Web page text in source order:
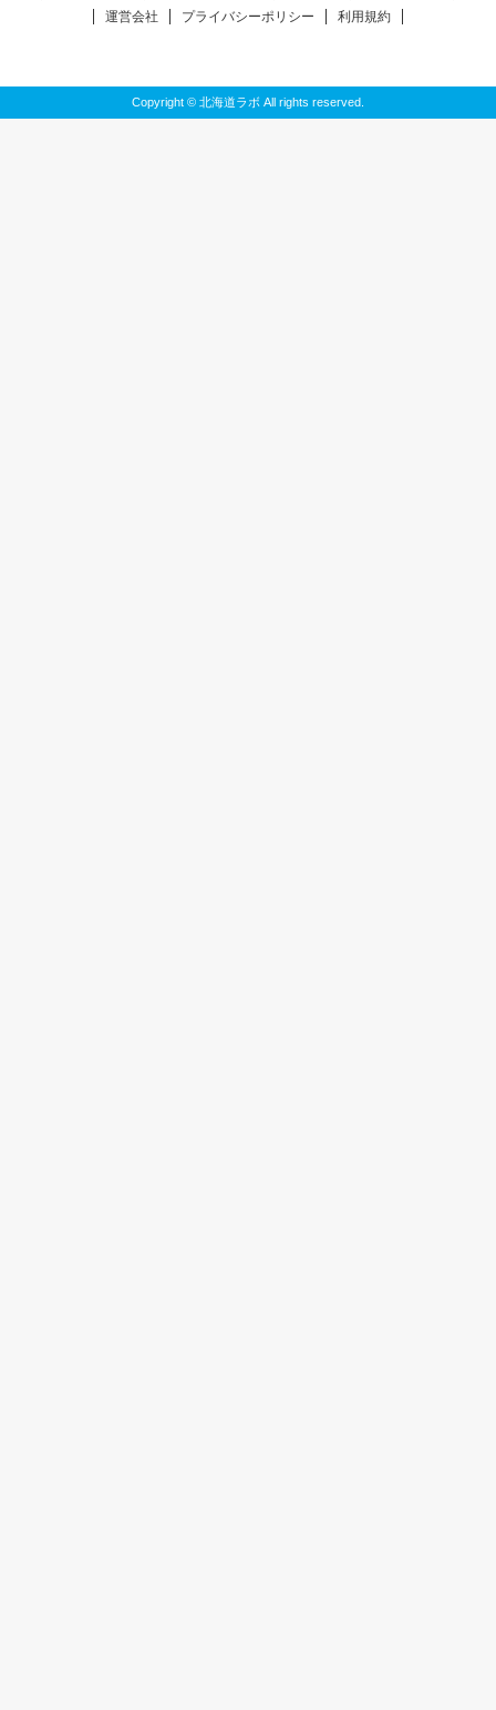
運営会社
プライバシーポリシー 利用規約
Copyright © 北海道ラボ All rights reserved.